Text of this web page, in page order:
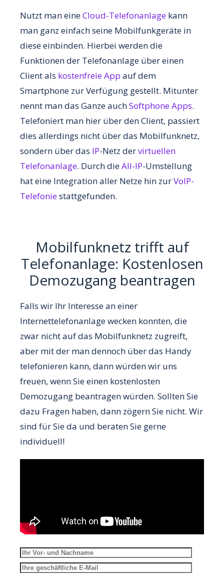
Nutzt man eineCloud-Telefonanlage kann
man ganz einfach seine Mobilfunkgeräte in
diese einbinden. Hierbei werden die
Funktionen der Telefonanlage über einen
Client als kostenfreie App auf dem
Smartphone zur Verfügung gestellt. Mitunter
nennt man das Ganze auchSoftphone Apps.
Telefoniert man hier über den Client, passiert
dies allerdings nicht über das Mobilfunknetz,
sondern über das IP-Netz dervirtuellen
Telefonanlage. Durch dieAll-IP-Umstellung
hat eine Integration aller Netze hin zurVoIP-
Telefoniestattgefunden.
Mobilfunknetz trifft auf
Telefonanlage: Kostenlosen
Demozugang beantragen
Falls wir Ihr Interesse an einer
Internettelefonanlage wecken konnten, die
zwar nicht auf das Mobilfunknetz zugreift,
aber mit der man dennoch über das Handy
telefonieren kann, dann würden wir uns
freuen, wenn Sie einen kostenlosten
Demozugang beantragen würden. Sollten Sie
dazu Fragen haben, dann zögern Sie nicht. Wir
sind für Sie da und beraten Sie gerne
individuell!
Please